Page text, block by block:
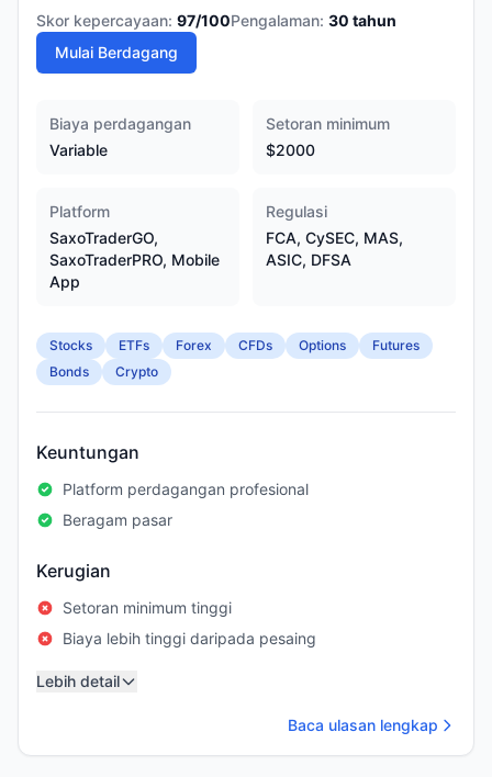
Skor kepercayaan: 97/100Pengalaman: 30 tahun
Mulai Berdagang
Biaya perdagangan
Variable
Setoran minimum
$2000
Platform
SaxoTraderGO,
SaxoTraderPRO, Mobile
App
Regulasi
FCA, CySEC, MAS,
ASIC, DFSA
Stocks ETFs Forex CFDs Options
Futures
Bonds
Crypto
Keuntungan
Platform perdagangan profesional
Beragam pasar
Kerugian
Setoran minimum tinggi
Biaya lebih tinggi daripada pesaing
Lebih detail
Baca ulasan lengkap